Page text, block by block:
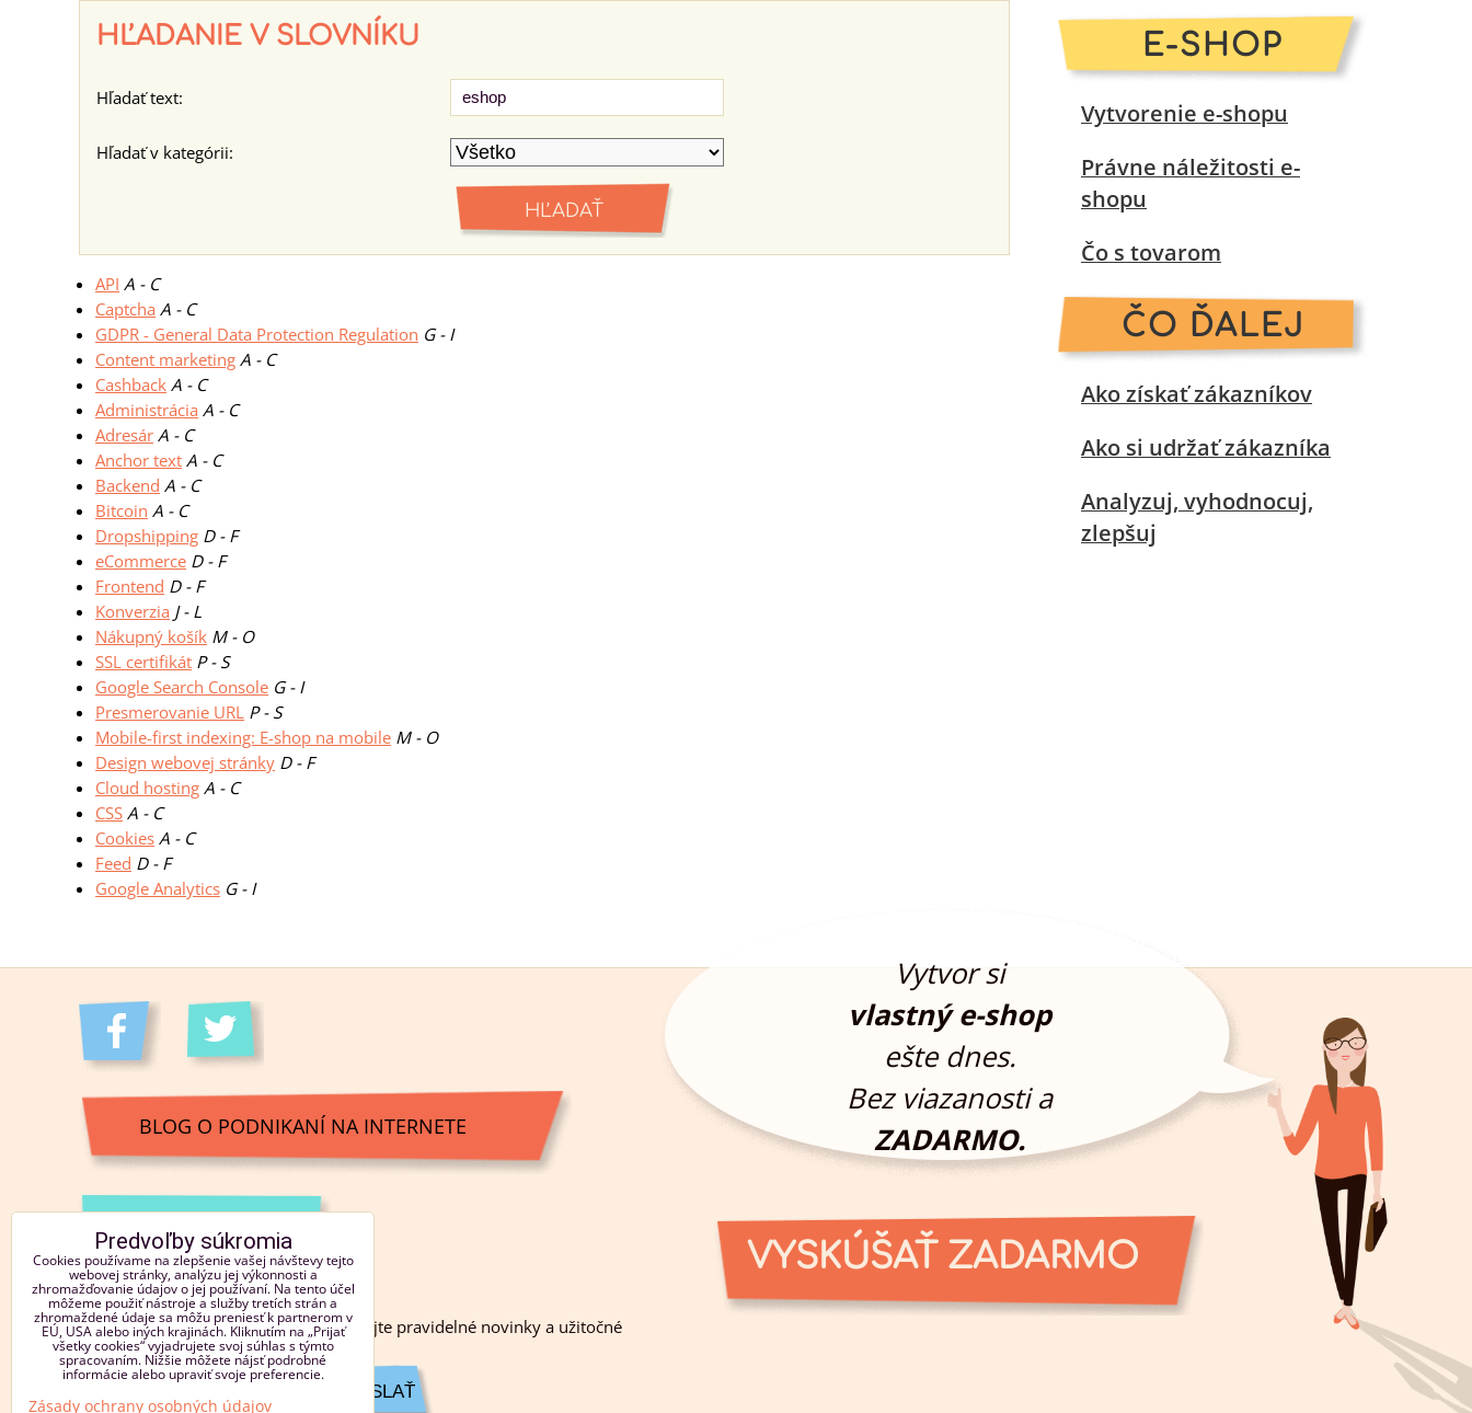
E-SHOP
Vytvorenie e-shopu
Právne náležitosti e-
shopu
Čo s tovarom
ČO ĎALEJ
Ako získať zákazníkov
Ako si udržať zákazníka
Analyzuj, vyhodnocuj,
zlepšuj
HĽADANIE V SLOVNÍKU
Hľadať text:
Hľadať v kategórii:
HĽADAŤ
API A - C
Captcha A - C
GDPR - General Data Protection Regulation G - I
Content marketingA - C
CashbackA - C
Administrácia A - C
AdresárA - C
Anchor textA - C
Backend A - C
Bitcoin A - C
Dropshipping D - F
eCommerce D - F
Frontend D - F
Konverzia J - L
Nákupný košík M - O
SSL certifikát P - S
Google Search Console G - I
Presmerovanie URL P - S
Mobile-first indexing: E-shop na mobile M - O
Design webovej stránky D - F
Cloud hostingA - C
CSSA - C
CookiesA - C
Feed D - F
Google Analytics G - I
Vytvor si
vlastný e-shop
ešte dnes.
Bez viazanosti a
ZADARMO.
VYSKÚŠAŤ ZADARMO
BLOG O PODNIKANÍ NA INTERNETE
NOVINKY EMAILOM
Registrovať sa do newsletteru (získajte pravidelné novinky a užitočné
rady zo sveta online podnikania)
ODOSLAŤ
Predvoľby súkromia
Cookies používame na zlepšenie vašej návštevy tejto
webovej stránky, analýzu jej výkonnosti a
zhromažďovanie údajov o jej používaní. Na tento účel
môžeme použiť nástroje a služby tretích strán a
zhromaždené údaje sa môžu preniesť k partnerom v
EÚ, USA alebo iných krajinách. Kliknutím na „Prijať
všetky cookies“ vyjadrujete svoj súhlas s týmto
spracovaním. Nižšie môžete nájsť podrobné
informácie alebo upraviť svoje preferencie.
Zásady ochrany osobných údajov